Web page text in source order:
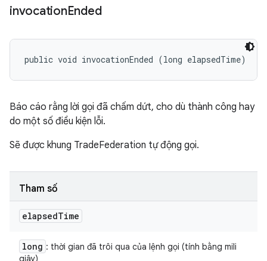
invocationEnded
public void invocationEnded (long elapsedTime)
Báo cáo rằng lời gọi đã chấm dứt, cho dù thành công hay
do một số điều kiện lỗi.
Sẽ được khung TradeFederation tự động gọi.
Tham số
elapsedTime
long : thời gian đã trôi qua của lệnh gọi (tính bằng mili
giây)